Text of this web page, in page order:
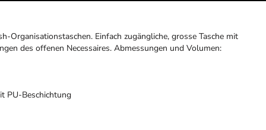
Organisationstaschen. Einfach zugängliche, grosse Tasche mit
des offenen Necessaires. Abmessungen und Volumen:
PU-Beschichtung